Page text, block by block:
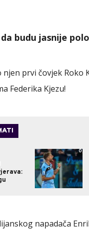
budu jasnije
njen prvi čovjek
Federika Kjezu!
0
napadača